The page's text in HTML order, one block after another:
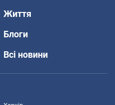
Життя
Блоги
Всі новини